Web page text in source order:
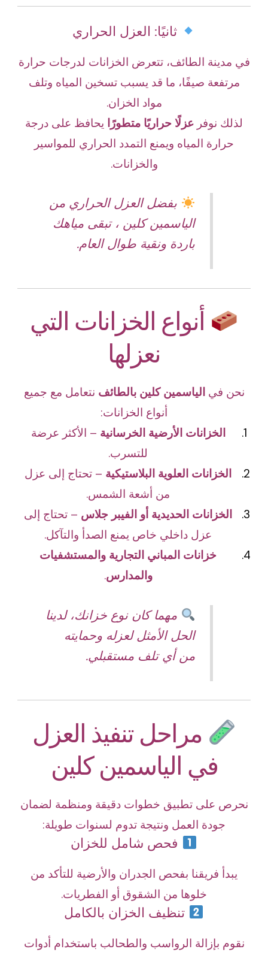
ثانيًا: العزل الحراري
في مدينة الطائف، تتعرض الخزانات لدرجات حرارة
مرتفعة صيفًا، ما قد يسبب تسخين المياه وتلف
مواد الخزان.
لذلك نوفر عزلًا حراريًا متطورًا يحافظ على درجة
حرارة المياه ويمنع التمدد الحراري للمواسير
والخزانات.
بفضل العزل الحراري من
الياسمين كلين ، تبقى مياهك
باردة ونقية طوال العام.
أنواع الخزانات التي
نعزلها
نحن فيالياسمين كلين بالطائف نتعامل مع جميع
أنواع الخزانات:
الخزانات الأرضية الخرسانية – الأكثر عرضة
للتسرب.
الخزانات العلوية البلاستيكية – تحتاج إلى عزل
من أشعة الشمس.
الخزانات الحديدية أو الفيبر جلاس – تحتاج إلى
عزل داخلي خاص يمنع الصدأ والتآكل.
خزانات المباني التجارية والمستشفيات
والمدارس.
مهما كان نوع خزانك، لدينا
الحل الأمثل لعزله وحمايته
من أي تلف مستقبلي.
مراحل تنفيذ العزل
في الياسمين كلين
نحرص على تطبيق خطوات دقيقة ومنظمة لضمان
جودة العمل ونتيجة تدوم لسنوات طويلة:
فحص شامل للخزان
يبدأ فريقنا بفحص الجدران والأرضية للتأكد من
خلوها من الشقوق أو الفطريات.
تنظيف الخزان بالكامل
نقوم بإزالة الرواسب والطحالب باستخدام أدوات